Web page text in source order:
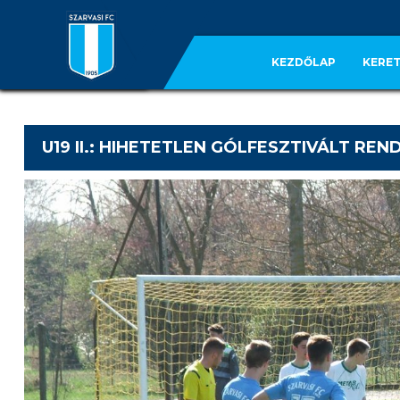
KEZDŐLAP
U19 II.: HIHETETLEN GÓLFESZTIVÁLT